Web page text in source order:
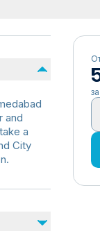
and
a
City